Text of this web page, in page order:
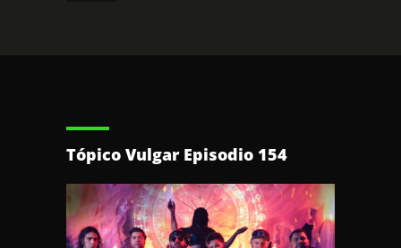
Tópico Vulgar Episodio 154